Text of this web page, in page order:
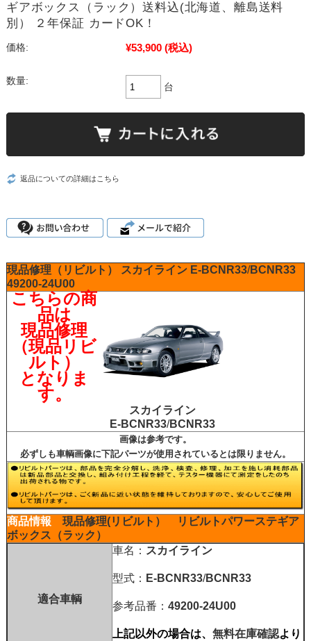
ギアボックス（ラック）送料込(北海道、離島送料
別） ２年保証 カードOK！
価格: ¥53,900 (税込)
数量:
台
返品についての詳細はこちら
現品修理（リビルト） スカイライン E-BCNR33/BCNR33
49200-24U00
こちらの商
品は
現品修理
（現品リビ
ルト）
となりま
す。
スカイライン
E-BCNR33/BCNR33
画像は参考です。
必ずしも車輌画像に下記パーツが使用されているとは限りません。
商品情報 現品修理(リビルト）
リビルトパワーステギア
ボックス（ラック）
適合車輌
車名： スカイライン
型式： E-BCNR33/BCNR33
参考品番： 49200-24U00
上記以外の場合は、 無料在庫確認より